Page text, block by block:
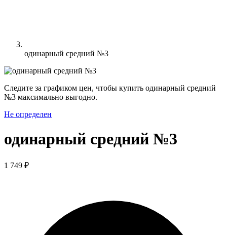
одинарный средний №3
Следите за графиком цен, чтобы купить одинарный средний
№3 максимально выгодно.
Не определен
одинарный средний №3
1 749 ₽